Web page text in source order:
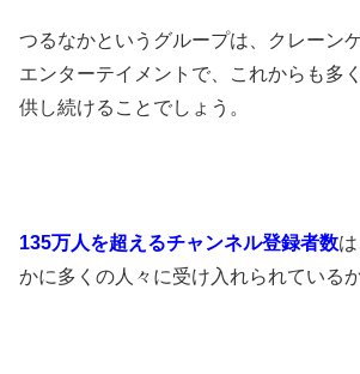
つるなかというグループは、クレーン
エンターテイメントで、これからも多
供し続けることでしょう。
135万人を超えるチャンネル登録者数
かに多くの人々に受け入れられている